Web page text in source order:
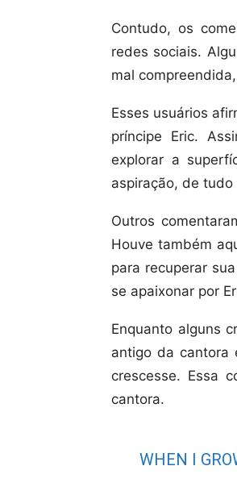
Contudo, os
redes sociais.
mal
Esses usuários
príncipe Eric.
explorar a
aspiração, de
Outros
Houve também
para recuperar
se apaixonar por
Enquanto alguns
antigo da cantora
crescesse. Essa
cantora.
WHEN I